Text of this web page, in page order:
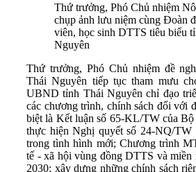
Thứ trưởng, Phó Chủ nhiệm
chụp ảnh lưu niệm cùng Đoàn
viên, học sinh DTTS tiêu biểu
Nguyên
Thứ trưởng, Phó Chủ nhiệm đề
Thái Nguyên tiếp tục tham mưu
UBND tỉnh Thái Nguyên chỉ đạo
các chương trình, chính sách đối với
biệt là Kết luận số 65-KL/TW của
thực hiện Nghị quyết số 24-NQ/TW
trong tình hình mới; Chương trình
tế - xã hội vùng đồng DTTS và miền
2030; xây dựng những chính sách